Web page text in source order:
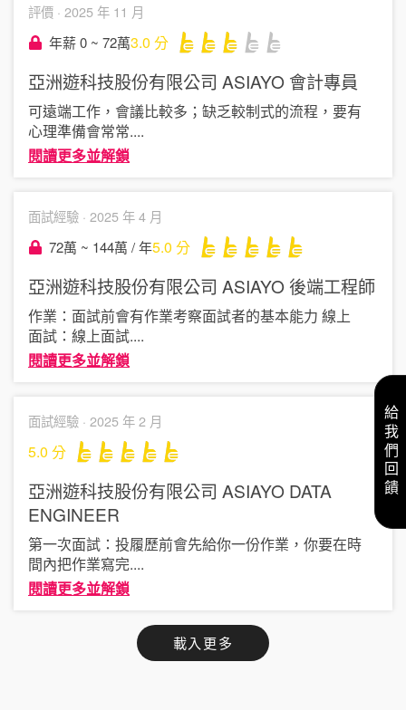
評價 · 2025 年 11 月
年薪 0 ~ 72萬3.0 分
亞洲遊科技股份有限公司 ASIAYO 會計專員
可遠端工作，會議比較多；缺乏較制式的流程，要有
心理準備會常常....
閱讀更多並解鎖
面試經驗 · 2025 年 4 月
72萬 ~ 144萬 / 年5.0 分
亞洲遊科技股份有限公司 ASIAYO 後端工程師
作業：面試前會有作業考察面試者的基本能力 線上
面試：線上面試....
閱讀更多並解鎖
面試經驗 · 2025 年 2 月
5.0 分
亞洲遊科技股份有限公司 ASIAYO DATA
ENGINEER
第一次面試：投履歷前會先給你一份作業，你要在時
間內把作業寫完....
閱讀更多並解鎖
載入更多
給我們回饋